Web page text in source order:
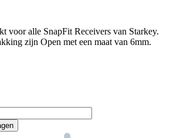
voor alle SnapFit Receivers van Starkey.
zijn Open met een maat van 6mm.